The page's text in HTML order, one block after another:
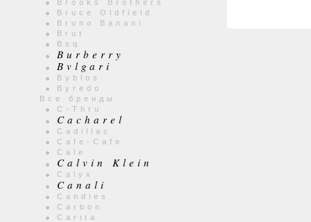
Brooks Brothers
Bruce Oldfield
Bruno Banani
Brut
Bsq
Burberry
Bvlgari
Byblos
Byredo
Все бренды
C-Thru
Cacharel
Cadillac
Cafe-Cafe
Cale
Calvin Klein
Calyx
Canali
Candies
Carbon
Carita